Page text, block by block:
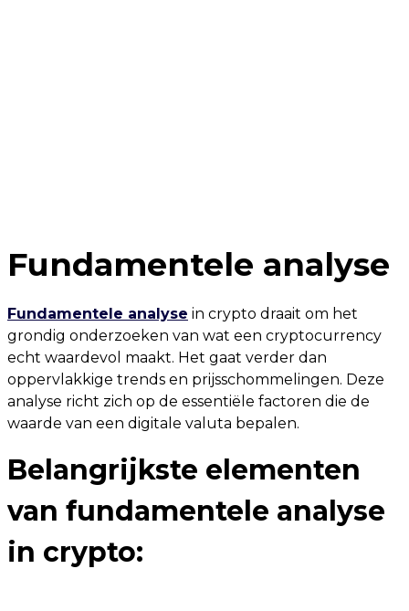
Fundamentele analyse
Fundamentele analyse in crypto draait om het
grondig onderzoeken van wat een cryptocurrency
echt waardevol maakt. Het gaat verder dan
oppervlakkige trends en prijsschommelingen. Deze
analyse richt zich op de essentiële factoren die de
waarde van een digitale valuta bepalen.
Belangrijkste elementen
van fundamentele analyse
in crypto: